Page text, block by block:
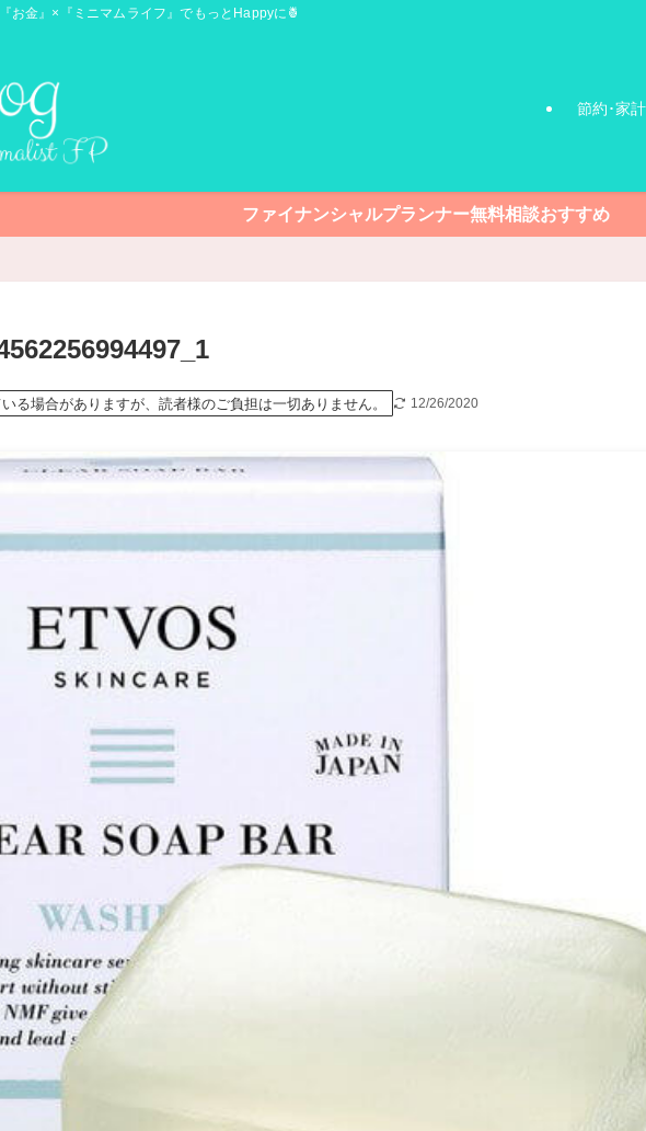
お金』×『ミニマムライフ』でもっとHappyに🍍
節約･家
ファイナンシャルプランナー無料相談おすすめ
る場合がありますが、読者様のご負担は一切ありません。 12/26/2020